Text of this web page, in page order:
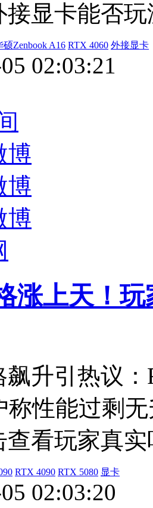
接显卡能否
硕Zenbook A16 RTX 4060 外接显卡
02:03:21
博
博
博
涨上天！
飙升引热议
称性能过剩
查看玩家真
RTX 4090 RTX 5080 显卡
02:03:20